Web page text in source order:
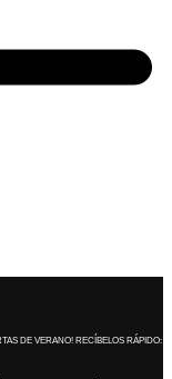
DE VERANO! RECÍBELOS RÁPIDO: